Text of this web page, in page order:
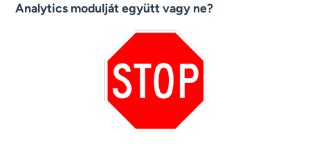
Analytics modulját együtt vagy ne?